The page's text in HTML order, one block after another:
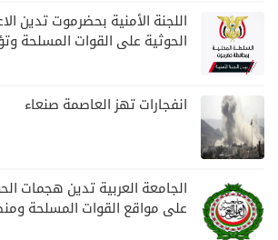
اللجنة الأمنية بحضرموت تدين
الحوثية على القوات المسلحة
انفجارات تهز العاصمة صنعاء
الجامعة العربية تدين هجمات
على مواقع القوات المسلحة